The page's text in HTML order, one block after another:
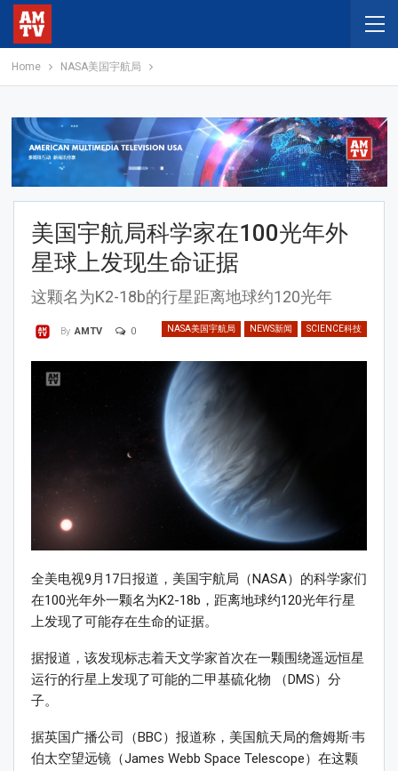
Home NASA美国宇航局
美国宇航局科学家在100光年外
星球上发现生命证据
这颗名为K2-18b的行星距离地球约120光年
NASA美国宇航局 NEWS新闻 SCIENCE科技
By AMTV 0
全美电视9月17日报道，美国宇航局（NASA）的科学家们
在100光年外一颗名为K2-18b，距离地球约120光年行星
上发现了可能存在生命的证据。
据报道，该发现标志着天文学家首次在一颗围绕遥远恒星
运行的行星上发现了可能的二甲基硫化物 （DMS）分
子。
据英国广播公司（BBC）报道称，美国航天局的詹姆斯·韦
伯太空望远镜（James Webb Space Telescope）在这颗